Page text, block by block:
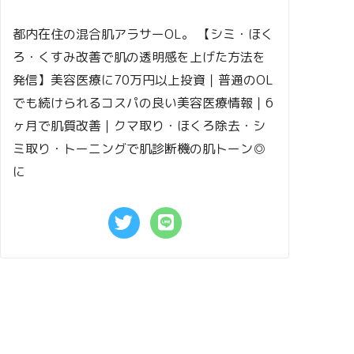
都内在住の混合肌アラサーOL。 【シミ・ほく
ろ・くすみ改善で肌の透明感を上げた方法を
発信】美容医療に70万円以上投資｜普通のOL
でも続けられるコスパの良い美容医療情報｜6
ヶ月で肌質改善｜クマ取り・ほくろ除去・シ
ミ取り・トーニングで肌診断機の肌トーン◎
に